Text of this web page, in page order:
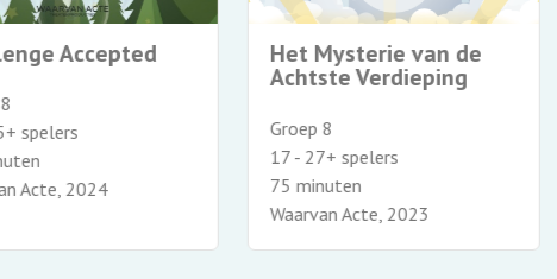
Twinkel
17+ spelers
40 minuten
Waarvan Acte, 2022
Status Offline
75 minuten
Waarvan Acte, 2021